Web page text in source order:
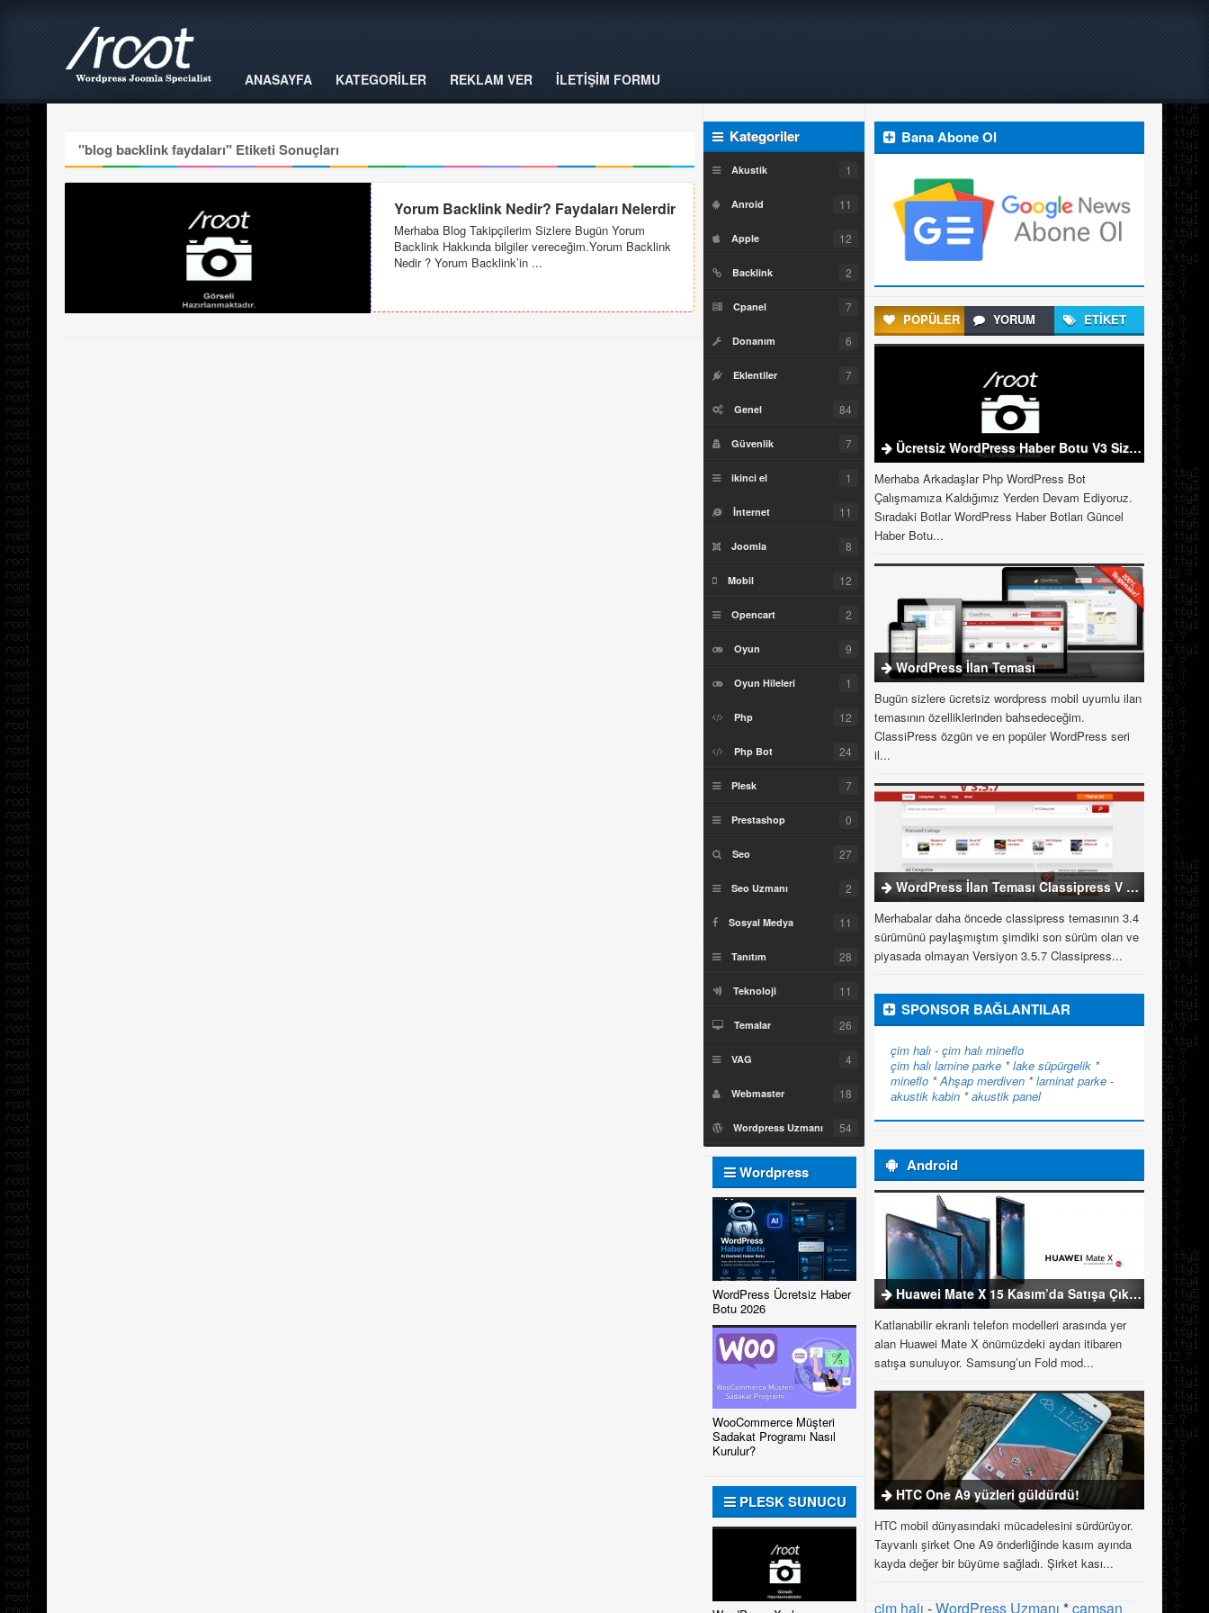
ANASAYFA KATEGORİLER REKLAM VER İLETİŞİM FORMU
"blog backlink faydaları" Etiketi Sonuçları
Yorum Backlink Nedir? Faydaları Nelerdir
Merhaba Blog Takipçilerim Sizlere Bugün Yorum
Backlink Hakkında bilgiler vereceğim.Yorum Backlink
Nedir ? Yorum Backlink’in ...
Kategoriler
Akustik 1
Anroid 11
Apple 12
Backlink 2
Cpanel 7
Donanım 6
Eklentiler 7
Genel 84
Güvenlik 7
ikinci el 1
İnternet 11
Joomla 8
Mobil 12
Opencart 2
Oyun 9
Oyun Hileleri 1
Php 12
Php Bot 24
Plesk 7
Prestashop 0
Seo 27
Seo Uzmanı 2
Sosyal Medya 11
Tanıtım 28
Teknoloji 11
Temalar 26
VAG 4
Webmaster 18
Wordpress Uzmanı 54
Wordpress
Uzmanı
WordPress Ücretsiz Haber
Botu 2026
WooCommerce Müşteri
Sadakat Programı Nasıl
Kurulur?
PLESK SUNUCU
Bana Abone Ol
POPÜLER YORUM ETİKET
Ücretsiz WordPress Haber Botu V3 Sizlerle
Merhaba Arkadaşlar Php WordPress Bot
Çalışmamıza Kaldığımız Yerden Devam Ediyoruz.
Sıradaki Botlar WordPress Haber Botları Güncel
Haber Botu...
WordPress İlan Teması
Bugün sizlere ücretsiz wordpress mobil uyumlu ilan
temasının özelliklerinden bahsedeceğim.
ClassiPress özgün ve en popüler WordPress seri
il...
WordPress İlan Teması Classipress V 3.5.7
Merhabalar daha öncede classipress temasının 3.4
sürümünü paylaşmıştım şimdiki son sürüm olan ve
piyasada olmayan Versiyon 3.5.7 Classipress...
SPONSOR BAĞLANTILAR
çim halı - çim halı mineflo
çim halı lamine parke *lake süpürgelik *
mineflo *Ahşap merdiven *laminat parke -
akustik kabin *akustik panel
Android
Huawei Mate X 15 Kasım’da Satışa Çıkıyor
Katlanabilir ekranlı telefon modelleri arasında yer
alan Huawei Mate X önümüzdeki aydan itibaren
satışa sunuluyor. Samsung’un Fold mod...
HTC One A9 yüzleri güldürdü!
HTC mobil dünyasındaki mücadelesini sürdürüyor.
Tayvanlı şirket One A9 önderliğinde kasım ayında
kayda değer bir büyüme sağladı. Şirket kası...
çim halı -WordPress Uzmanı *çamsan